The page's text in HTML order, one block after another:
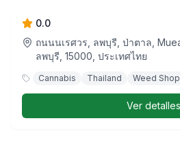
0.0
ถนนนเรศวร, ลพบุรี, ป่าตาล,
ลพบุรี, 15000, ประเทศไทย
Cannabis Thailand Weed Shop
Ver detalles